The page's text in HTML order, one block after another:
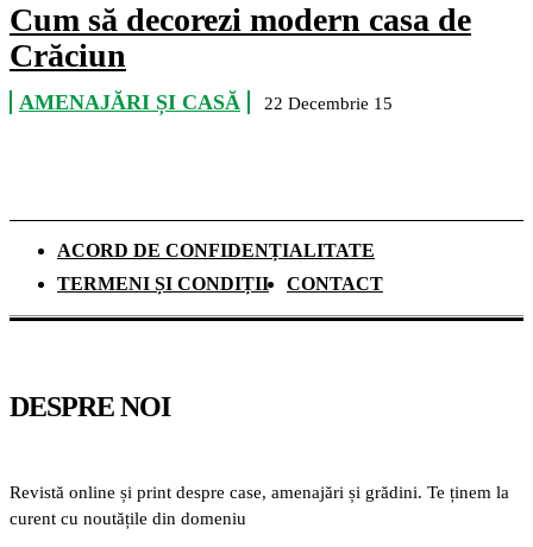
Cum să decorezi modern casa de
Crăciun
AMENAJĂRI ȘI CASĂ 22 Decembrie 15
ACORD DE CONFIDENȚIALITATE
TERMENI ȘI CONDIȚII
CONTACT
DESPRE NOI
Revistă online și print despre case, amenajări și grădini. Te ținem la
curent cu noutățile din domeniu